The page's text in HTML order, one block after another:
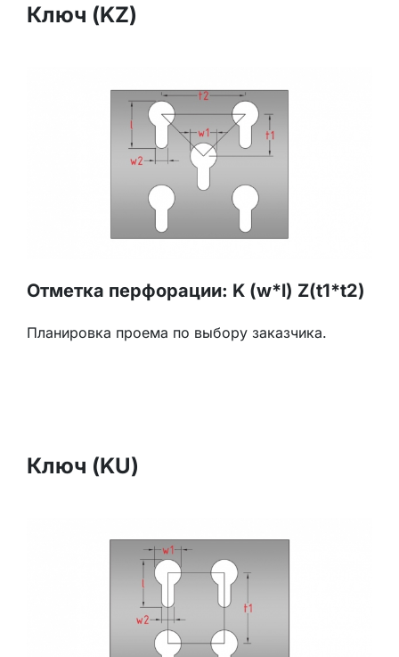
Ключ (KZ)
Отметка перфорации: K (w*l) Z(t1*t2)
Планировка проема по выбору заказчика.
Ключ (KU)